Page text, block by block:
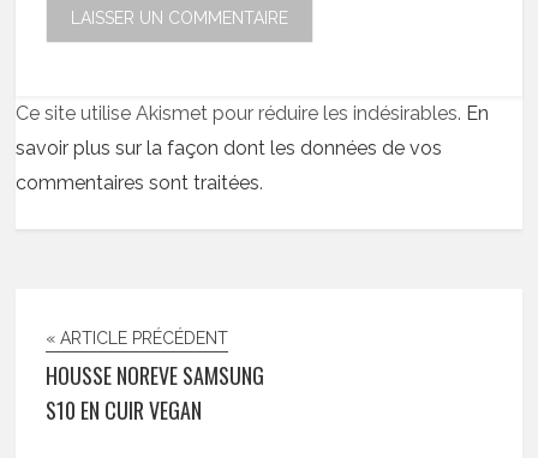
Ce site utilise Akismet pour réduire les indésirables. En
savoir plus sur la façon dont les données de vos
commentaires sont traitées.
« ARTICLE PRÉCÉDENT
HOUSSE NOREVE SAMSUNG
S10 EN CUIR VEGAN